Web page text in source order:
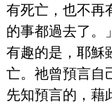
有死亡，也不再
的事都過去了。」
有趣的是，耶穌
亡。祂曾預言自
先知預言的，藉